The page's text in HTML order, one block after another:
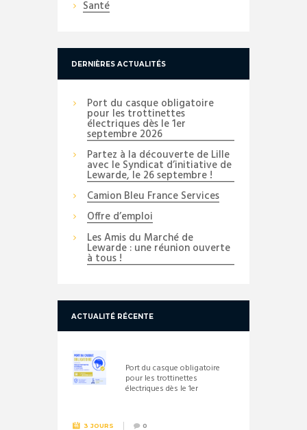
Santé
DERNIÈRES ACTUALITÉS
Port du casque obligatoire
pour les trottinettes
électriques dès le 1er
septembre 2026
Partez à la découverte de Lille
avec le Syndicat d’initiative de
Lewarde, le 26 septembre !
Camion Bleu France Services
Offre d’emploi
Les Amis du Marché de
Lewarde : une réunion ouverte
à tous !
ACTUALITÉ RÉCENTE
Port du casque obligatoire
pour les trottinettes
électriques dès le 1er
3 JOURS 0